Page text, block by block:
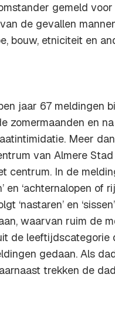
gemeld
de gevallen
bouw, etniciteit en
jaar 67 meldingen
zomermaanden en
Meer
van Almere
centrum. In de
en ‘achternalopen of
‘nastaren’ en
waarvan ruim de
de leeftijdscategorie
gedaan. Als
trekken de